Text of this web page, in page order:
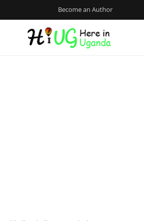
Become an Author